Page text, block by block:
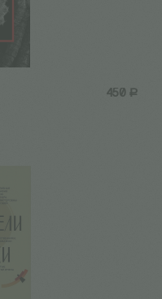
450 Р